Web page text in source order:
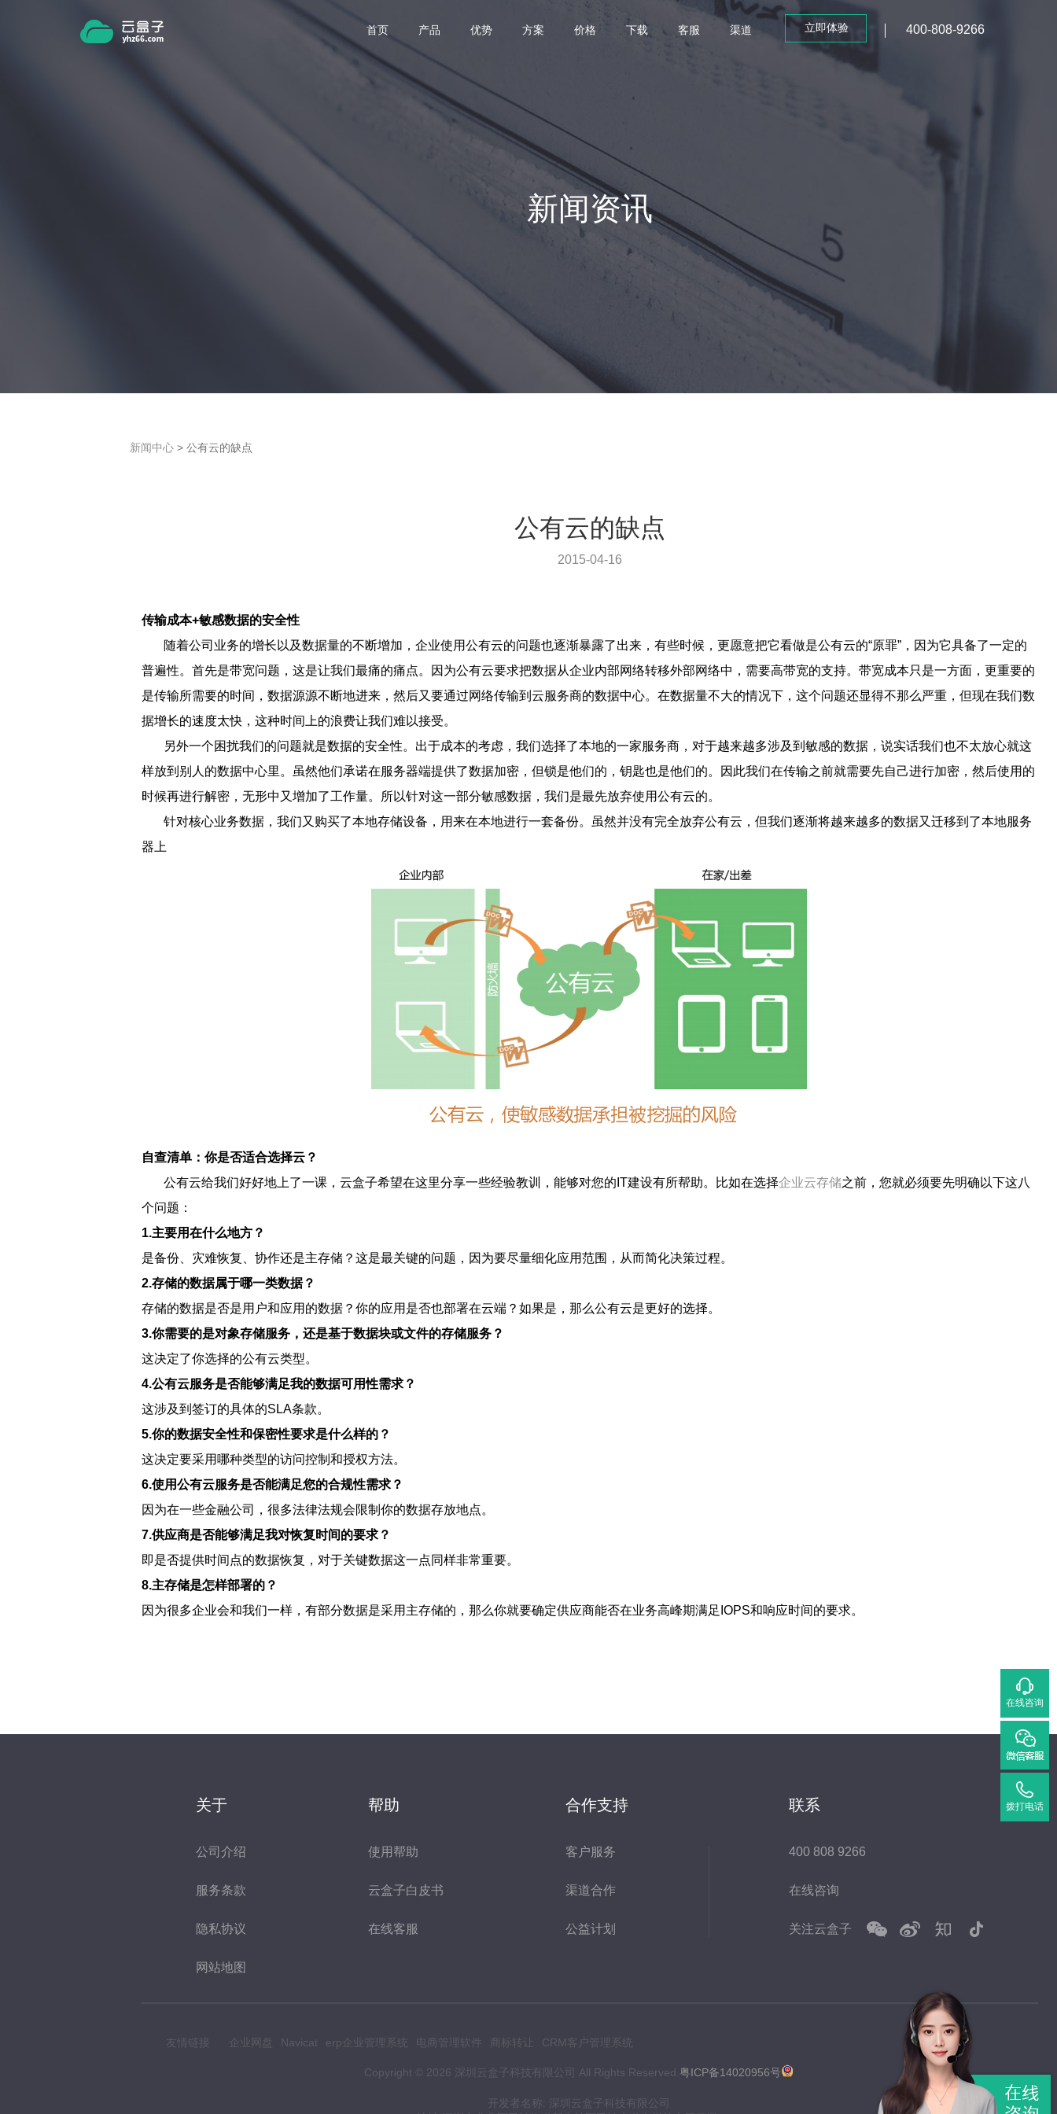
立即体验
400-808-9266
首页 产品 优势 方案 价格 下载 客服 渠道
新闻资讯
新闻中心 > 公有云的缺点
公有云的缺点
2015-04-16
传输成本+敏感数据的安全性
随着公司业务的增长以及数据量的不断增加，企业使用公有云的问题也逐渐暴露了出来，有些时候，更愿意把它看做是公有云的“原罪”，因为它具备了一定的
普遍性。首先是带宽问题，这是让我们最痛的痛点。因为公有云要求把数据从企业内部网络转移外部网络中，需要高带宽的支持。带宽成本只是一方面，更重要的
是传输所需要的时间，数据源源不断地进来，然后又要通过网络传输到云服务商的数据中心。在数据量不大的情况下，这个问题还显得不那么严重，但现在我们数
据增长的速度太快，这种时间上的浪费让我们难以接受。
另外一个困扰我们的问题就是数据的安全性。出于成本的考虑，我们选择了本地的一家服务商，对于越来越多涉及到敏感的数据，说实话我们也不太放心就这
样放到别人的数据中心里。虽然他们承诺在服务器端提供了数据加密，但锁是他们的，钥匙也是他们的。因此我们在传输之前就需要先自己进行加密，然后使用的
时候再进行解密，无形中又增加了工作量。所以针对这一部分敏感数据，我们是最先放弃使用公有云的。
针对核心业务数据，我们又购买了本地存储设备，用来在本地进行一套备份。虽然并没有完全放弃公有云，但我们逐渐将越来越多的数据又迁移到了本地服务
器上
自查清单：你是否适合选择云？
公有云给我们好好地上了一课，云盒子希望在这里分享一些经验教训，能够对您的IT建设有所帮助。比如在选择企业云存储之前，您就必须要先明确以下这八
个问题：
1.主要用在什么地方？
是备份、灾难恢复、协作还是主存储？这是最关键的问题，因为要尽量细化应用范围，从而简化决策过程。
2.存储的数据属于哪一类数据？
存储的数据是否是用户和应用的数据？你的应用是否也部署在云端？如果是，那么公有云是更好的选择。
3.你需要的是对象存储服务，还是基于数据块或文件的存储服务？
这决定了你选择的公有云类型。
4.公有云服务是否能够满足我的数据可用性需求？
这涉及到签订的具体的SLA条款。
5.你的数据安全性和保密性要求是什么样的？
这决定要采用哪种类型的访问控制和授权方法。
6.使用公有云服务是否能满足您的合规性需求？
因为在一些金融公司，很多法律法规会限制你的数据存放地点。
7.供应商是否能够满足我对恢复时间的要求？
即是否提供时间点的数据恢复，对于关键数据这一点同样非常重要。
8.主存储是怎样部署的？
因为很多企业会和我们一样，有部分数据是采用主存储的，那么你就要确定供应商能否在业务高峰期满足IOPS和响应时间的要求。
关于
公司介绍
服务条款
隐私协议
网站地图
帮助
使用帮助
云盒子白皮书
在线客服
合作支持
客户服务
渠道合作
公益计划
联系
400 808 9266
在线咨询
关注云盒子
友情链接 企业网盘 Navicat erp企业管理系统 电商管理软件 商标转让 CRM客户管理系统
Copyright © 2026 深圳云盒子科技有限公司 All Rights Reserved. 粤ICP备14020956号
开发者名称: 深圳云盒子科技有限公司
在线咨询
拨打电话